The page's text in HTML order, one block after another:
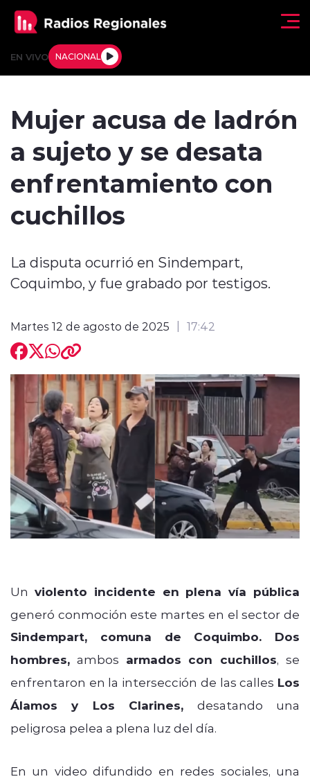
EN VIVO NACIONAL
Actualidad
Tendencias
Deportes
Regiones al Aire
modo claro
Mujer acusa de ladrón
a sujeto y se desata
enfrentamiento con
cuchillos
La disputa ocurrió en Sindempart,
Coquimbo, y fue grabado por testigos.
Martes 12 de agosto de 2025 17:42
Un violento incidente en plena vía pública
generó conmoción este martes en el sector de
Sindempart, comuna de Coquimbo. Dos
hombres, ambos armados con cuchillos, se
enfrentaron en la intersección de las calles Los
Álamos y Los Clarines, desatando una
peligrosa pelea a plena luz del día.
En un video difundido en redes sociales, una